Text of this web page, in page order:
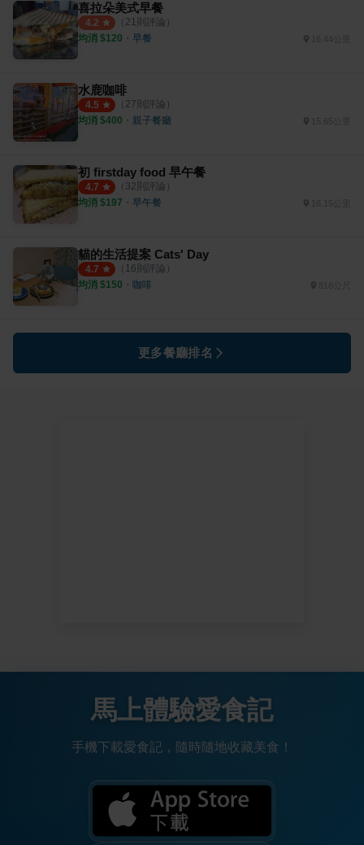
喜拉朵美式早餐
4.2 （ 21則評論）
均消 $120 ・ 早餐 16.44公里
水鹿咖啡
4.5 （ 27則評論）
均消 $400 ・ 親子餐廳 15.65公里
初 firstday food 早午餐
4.7 （ 32則評論）
均消 $197 ・ 早午餐 16.15公里
貓的生活提案 Cats' Day
4.7 （ 16則評論）
均消 $150 ・ 咖啡
更多餐廳排名
馬上體驗愛食記
手機下載愛食記，隨時隨地收藏美食！